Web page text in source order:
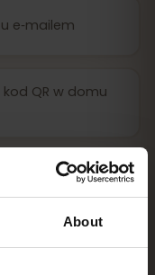
About
e‑mailem
kod QR w domu
danych w
iPhoneUstawienia